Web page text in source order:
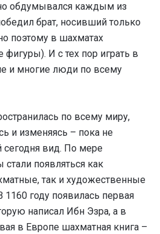
обдумывался каждым из
брат, носивший только
поэтому в шахматах
И с тех пор играть в
и многие люди по всему
по всему миру,
и изменяясь – пока не
сегодня вид. По мере
стали появляться как
так и художественные
1160 году появилась первая
написал Ибн Эзра, а в
в Европе шахматная книга –